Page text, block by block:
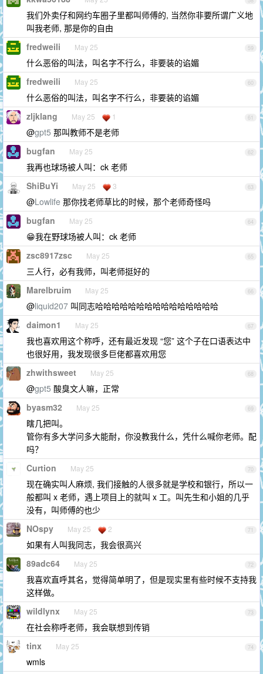
我们外卖仔和网约车圈子里都叫师傅的, 当然你非要所谓广义地
叫我老师, 那是你的自由
59
fredweili May 25
什么恶俗的叫法，叫名字不行么，非要装的谄媚
60
fredweili May 25
什么恶俗的叫法，叫名字不行么，非要装的谄媚
61
zljklang May 25 1
@gpt5 那叫教师不是老师
62
bugfan May 25
我再也球场被人叫：ck 老师
63
ShiBuYi May 25 3
@Lowlife 那你找老师草比的时候，那个老师奇怪吗
64
bugfan May 25
😁我在野球场被人叫：ck 老师
65
zsc8917zsc May 25
三人行，必有我师，叫老师挺好的
66
Marelbruim May 25
@liquid207 叫同志哈哈哈哈哈哈哈哈哈哈哈哈哈哈哈
67
daimon1 May 25
我也喜欢用这个称呼，还有最近发现 “您” 这个子在口语表达中
也很好用，我发现很多巨佬都喜欢用您
68
zhwithsweet May 25
@gpt5 酸臭文人嘛，正常
69
byasm32 May 25
瞎几把叫。
管你有多大学问多大能耐，你没教我什么，凭什么喊你老师。配
吗？
70
Curtion May 25
现在确实叫人麻烦, 我们接触的人很多就是学校和银行，所以一
般都叫 x 老师，遇上项目上的就叫 x 工。叫先生和小姐的几乎
没有，叫师傅的也少
71
NOspy May 25 2
如果有人叫我同志，我会很高兴
72
89adc64 May 25
我喜欢直呼其名，觉得简单明了，但是现实里有些时候不支持我
这样做。
73
wildlynx May 25
在社会称呼老师，我会联想到传销
74
tinx May 25
wmls